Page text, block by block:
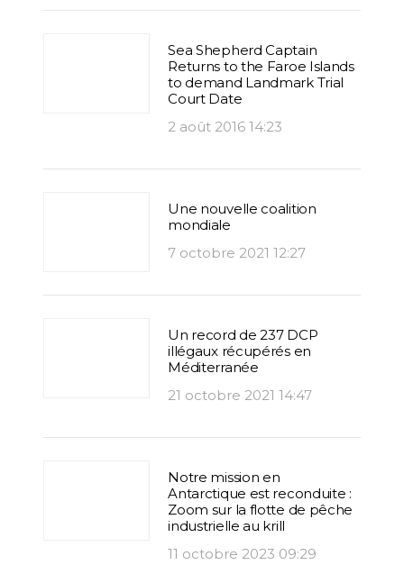
Sea Shepherd Captain
Returns to the Faroe Islands
to demand Landmark Trial
Court Date
2 août 2016 14:23
Une nouvelle coalition
mondiale
7 octobre 2021 12:27
Un record de 237 DCP
illégaux récupérés en
Méditerranée
21 octobre 2021 14:47
Notre mission en
Antarctique est reconduite :
Zoom sur la flotte de pêche
industrielle au krill
11 octobre 2023 09:29